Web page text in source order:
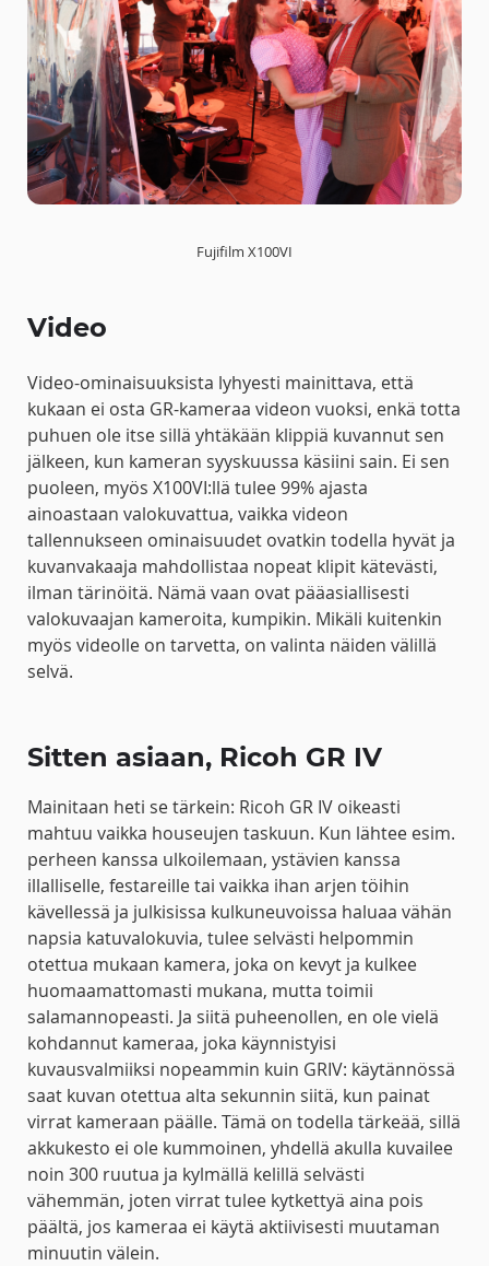
Fujifilm X100VI
Video
Video-ominaisuuksista lyhyesti mainittava, että
kukaan ei osta GR-kameraa videon vuoksi, enkä totta
puhuen ole itse sillä yhtäkään klippiä kuvannut sen
jälkeen, kun kameran syyskuussa käsiini sain. Ei sen
puoleen, myös X100VI:llä tulee 99% ajasta
ainoastaan valokuvattua, vaikka videon
tallennukseen ominaisuudet ovatkin todella hyvät ja
kuvanvakaaja mahdollistaa nopeat klipit kätevästi,
ilman tärinöitä. Nämä vaan ovat pääasiallisesti
valokuvaajan kameroita, kumpikin. Mikäli kuitenkin
myös videolle on tarvetta, on valinta näiden välillä
selvä.
Sitten asiaan, Ricoh GR IV
Mainitaan heti se tärkein: Ricoh GR IV oikeasti
mahtuu vaikka houseujen taskuun. Kun lähtee esim.
perheen kanssa ulkoilemaan, ystävien kanssa
illalliselle, festareille tai vaikka ihan arjen töihin
kävellessä ja julkisissa kulkuneuvoissa haluaa vähän
napsia katuvalokuvia, tulee selvästi helpommin
otettua mukaan kamera, joka on kevyt ja kulkee
huomaamattomasti mukana, mutta toimii
salamannopeasti. Ja siitä puheenollen, en ole vielä
kohdannut kameraa, joka käynnistyisi
kuvausvalmiiksi nopeammin kuin GRIV: käytännössä
saat kuvan otettua alta sekunnin siitä, kun painat
virrat kameraan päälle. Tämä on todella tärkeää, sillä
akkukesto ei ole kummoinen, yhdellä akulla kuvailee
noin 300 ruutua ja kylmällä kelillä selvästi
vähemmän, joten virrat tulee kytkettyä aina pois
päältä, jos kameraa ei käytä aktiivisesti muutaman
minuutin välein.